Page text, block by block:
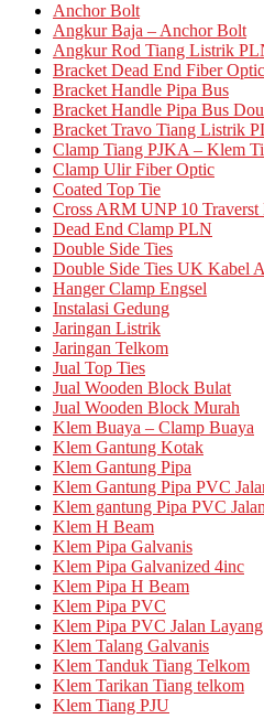
Anchor Bolt
Angkur Baja – Anchor Bolt
Angkur Rod Tiang Listrik
Bracket Dead End Fiber Optic
Bracket Handle Pipa Bus
Bracket Handle Pipa Bus
Bracket Travo Tiang Listrik
Clamp Tiang PJKA – Klem
Clamp Ulir Fiber Optic
Coated Top Tie
Cross ARM UNP 10 Traverst
Dead End Clamp PLN
Double Side Ties
Double Side Ties UK Kabel
Hanger Clamp Engsel
Instalasi Gedung
Jaringan Listrik
Jaringan Telkom
Jual Top Ties
Jual Wooden Block Bulat
Jual Wooden Block Murah
Klem Buaya – Clamp Buaya
Klem Gantung Kotak
Klem Gantung Pipa
Klem Gantung Pipa PVC
Klem gantung Pipa PVC
Klem H Beam
Klem Pipa Galvanis
Klem Pipa Galvanized 4inc
Klem Pipa H Beam
Klem Pipa PVC
Klem Pipa PVC Jalan Layang
Klem Talang Galvanis
Klem Tanduk Tiang Telkom
Klem Tarikan Tiang telkom
Klem Tiang PJU